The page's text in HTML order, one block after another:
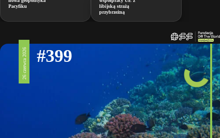
Pacyfiku
libijską strażą
przybrzeżną
26 czerwca 2026 #399